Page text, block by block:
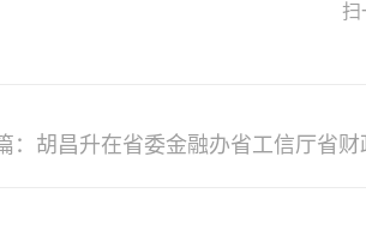
扫
：胡昌升在省委金融办省工信厅省